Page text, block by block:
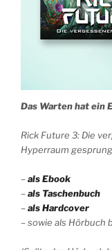
Das Warten hat ein
Rick Future 3: Die
Hyperraum
–als Ebook
–als Taschenbuch
–als Hardcover
– sowie als Hörbuch